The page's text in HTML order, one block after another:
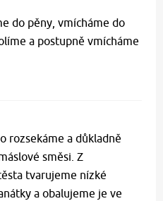
do pěny, vmícháme do
a postupně vmícháme
rozsekáme a důkladně
směsi. Z
tvarujeme nízké
a obalujeme je ve